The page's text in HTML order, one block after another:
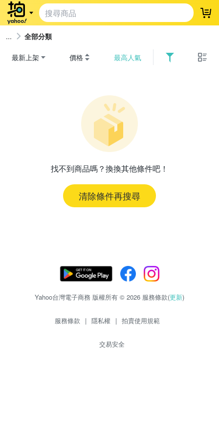
登
全部分類
最新上架 價格 最高人氣
找不到商品嗎？換換其他條件吧！
清除條件再搜尋
Yahoo台灣電子商務 版權所有 © 2026 服務條款(更新)
服務條款 | 隱私權 | 拍賣使用規範
交易安全